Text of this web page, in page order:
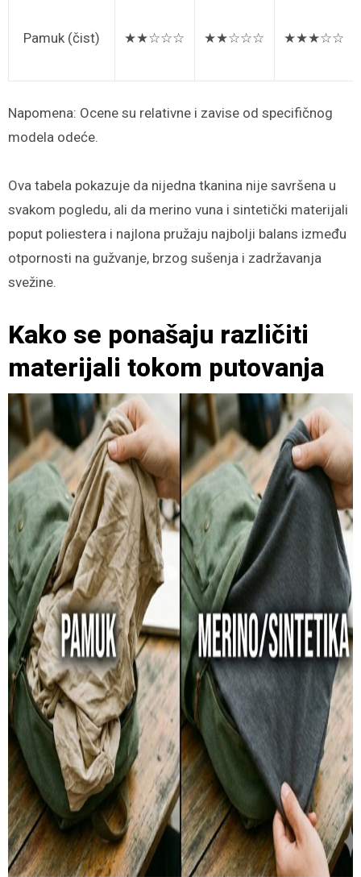
Pamuk (čist) ★★☆☆☆ ★★☆☆☆ ★★★☆☆
Napomena: Ocene su relativne i zavise od specifičnog
modela odeće.
Ova tabela pokazuje da nijedna tkanina nije savršena u
svakom pogledu, ali da merino vuna i sintetički materijali
poput poliestera i najlona pružaju najbolji balans između
otpornosti na gužvanje, brzog sušenja i zadržavanja
svežine.
Kako se ponašaju različiti
materijali tokom putovanja